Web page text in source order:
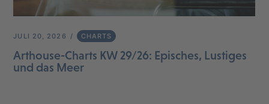
JULI 20, 2026 CHARTS
Arthouse-Charts KW 29/26: Episches, Lustiges
und das Meer